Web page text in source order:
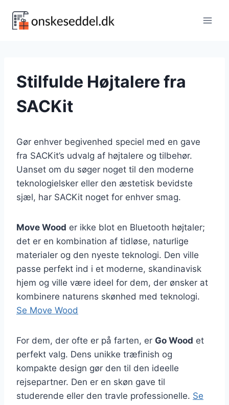
Stilfulde Højtalere fra
SACKit
Gør enhver begivenhed speciel med en gave
fra SACKit’s udvalg af højtalere og tilbehør.
Uanset om du søger noget til den moderne
teknologielsker eller den æstetisk bevidste
sjæl, har SACKit noget for enhver smag.
Move Wood er ikke blot en Bluetooth højtaler;
det er en kombination af tidløse, naturlige
materialer og den nyeste teknologi. Den ville
passe perfekt ind i et moderne, skandinavisk
hjem og ville være ideel for dem, der ønsker at
kombinere naturens skønhed med teknologi.
Se Move Wood
For dem, der ofte er på farten, er Go Wood et
perfekt valg. Dens unikke træfinish og
kompakte design gør den til den ideelle
rejsepartner. Den er en skøn gave til
studerende eller den travle professionelle. Se